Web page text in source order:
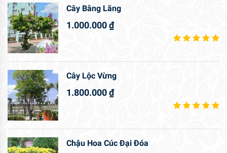
Cây Bằng Lăng
1.000.000₫
Cây Lộc Vừng
1.800.000₫
Chậu Hoa Cúc Đại Đóa